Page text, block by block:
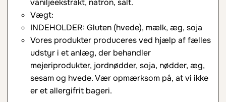
vaniljeekstrakt, natron, salt.
Vægt:
INDEHOLDER: Gluten (hvede), mælk, æg, soja
Vores produkter produceres ved hjælp af fælles
udstyr i et anlæg, der behandler
mejeriprodukter, jordnødder, soja, nødder, æg,
sesam og hvede. Vær opmærksom på, at vi ikke
er et allergifrit bageri.